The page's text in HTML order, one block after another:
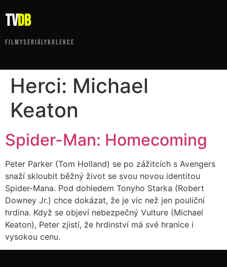
tvDB
FILMYSERIÁLY KOLEKCE
Herci: Michael
Keaton
Spider-Man: Homecoming
Peter Parker (Tom Holland) se po zážitcích s Avengers
snaží skloubit běžný život se svou novou identitou
Spider-Mana. Pod dohledem Tonyho Starka (Robert
Downey Jr.) chce dokázat, že je víc než jen pouliční
hrdina. Když se objeví nebezpečný Vulture (Michael
Keaton), Peter zjistí, že hrdinství má své hranice i
vysokou cenu.